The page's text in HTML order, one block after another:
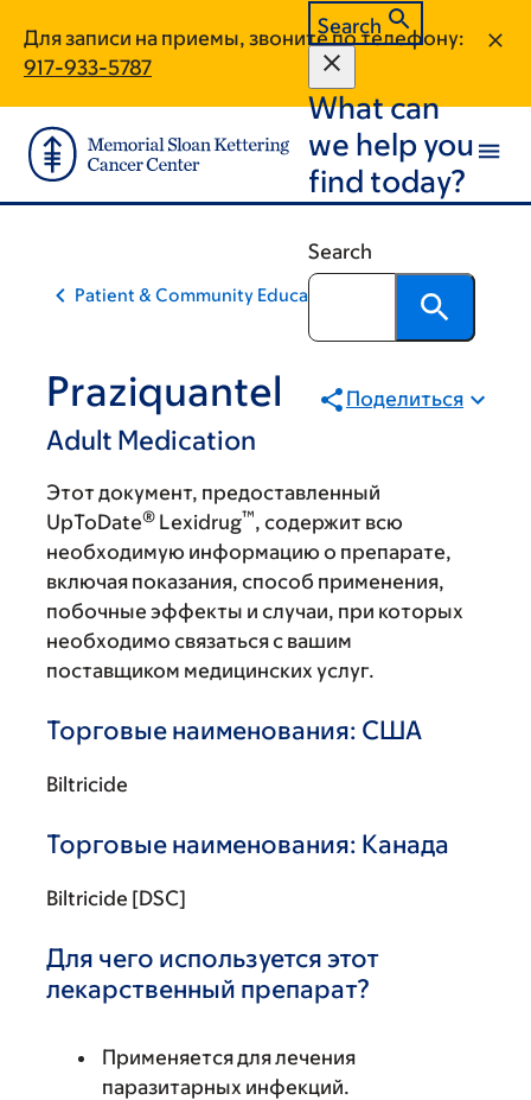
main
content
footer
Для записи на приемы, звоните по телефону:
917-933-5787
Search
What can
we help you
find today?
Search
Patient & Community Education
Praziquantel
Adult Medication
Поделиться
Этот документ, предоставленный
UpToDate® Lexidrug™, содержит всю
необходимую информацию о препарате,
включая показания, способ применения,
побочные эффекты и случаи, при которых
необходимо связаться с вашим
поставщиком медицинских услуг.
Торговые наименования: США
Biltricide
Торговые наименования: Канада
Biltricide [DSC]
Для чего используется этот
лекарственный препарат?
Применяется для лечения
паразитарных инфекций.